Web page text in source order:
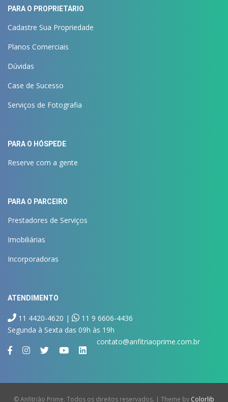
PARA O PROPRIETÁRIO
Cadastre Sua Propriedade
Planos Comerciais
Dúvidas
Case de Sucesso
Serviços de Fotografia
PARA O HÓSPEDE
Reserve com a gente
PARA O PARCEIRO
Prestadores de Serviços
Imobiliárias
Incorporadoras
ATENDIMENTO
11 4420-4620 |
11 9 6606-4436
Segunda à Sexta das 09h às 19h
contato@anfitriaoprime.com.br
© Anfitrião Prime. Todos os direitos reservados. | Theme by Colorlib